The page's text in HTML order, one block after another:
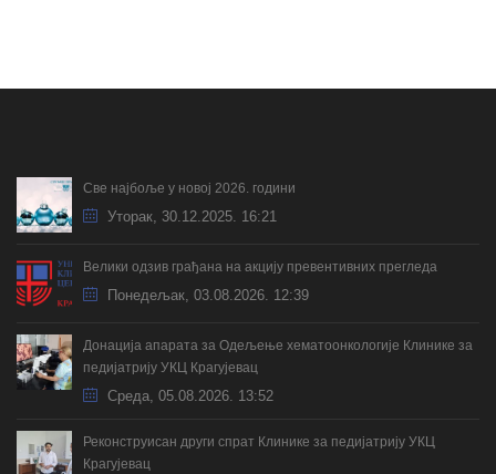
Све најбоље у новој 2026. години
Уторак, 30.12.2025. 16:21
Велики одзив грађана на акцију превентивних прегледа
Понедељак, 03.08.2026. 12:39
Донација апарата за Одељење хематоонкологије Клинике за
педијатрију УКЦ Крагујевац
Cреда, 05.08.2026. 13:52
Реконструисан други спрат Клинике за педијатрију УКЦ
Крагујевац